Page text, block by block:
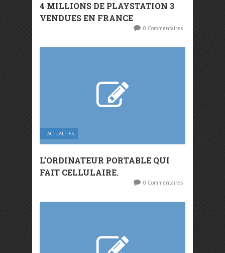
4 MILLIONS DE PLAYSTATION 3
VENDUES EN FRANCE
0 Commentaires
ACTUALITÉS
L’ORDINATEUR PORTABLE QUI
FAIT CELLULAIRE.
0 Commentaires